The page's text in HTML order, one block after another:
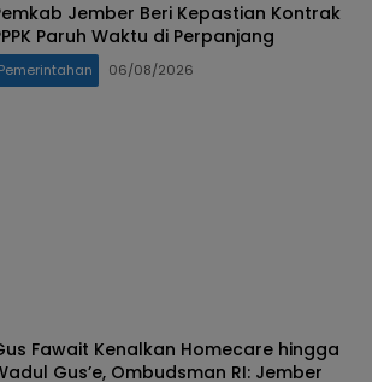
Jember Beri Kepastian Kontrak
Paruh Waktu di Perpanjang
Pemerintahan 06/08/2026
Fawait Kenalkan Homecare hingga
Gus’e, Ombudsman RI: Jember